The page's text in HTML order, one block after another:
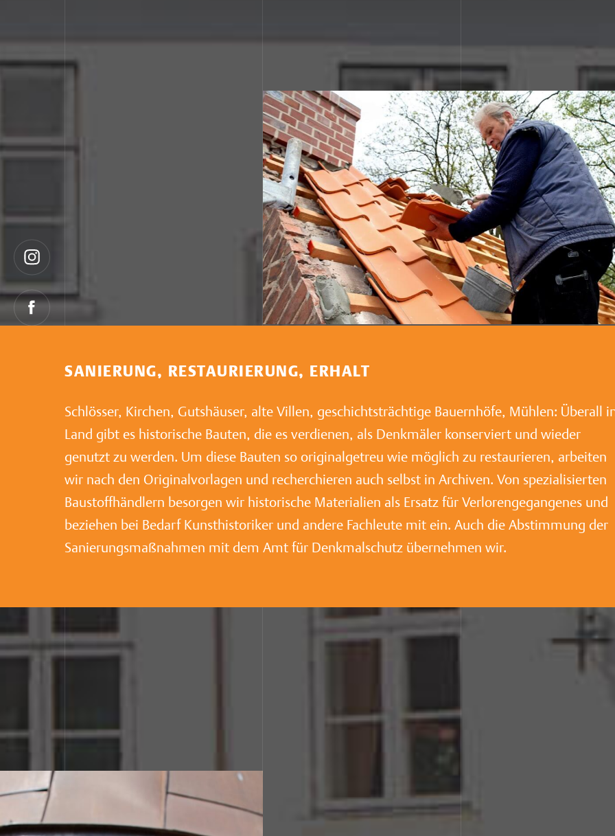
SANIERUNG, RESTAURIERUNG, ERHALT
Schlösser, Kirchen, Gutshäuser, alte Villen, geschichtsträchtige Bauernhöfe, Mühlen: Überall
Land gibt es historische Bauten, die es verdienen, als Denkmäler konserviert und wieder
genutzt zu werden. Um diese Bauten so originalgetreu wie möglich zu restaurieren, arbeiten
wir nach den Originalvorlagen und recherchieren auch selbst in Archiven. Von spezialisierten
Baustoffhändlern besorgen wir historische Materialien als Ersatz für Verlorengegangenes und
beziehen bei Bedarf Kunsthistoriker und andere Fachleute mit ein. Auch die Abstimmung der
Sanierungsmaßnahmen mit dem Amt für Denkmalschutz übernehmen wir.